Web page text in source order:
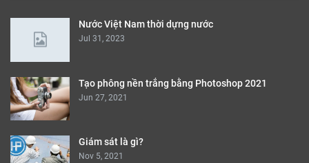
Nước Việt Nam thời dựng nước
Jul 31, 2023
Tạo phông nền trắng bằng Photoshop 2021
Jun 27, 2021
Giám sát là gì?
Nov 5, 2021